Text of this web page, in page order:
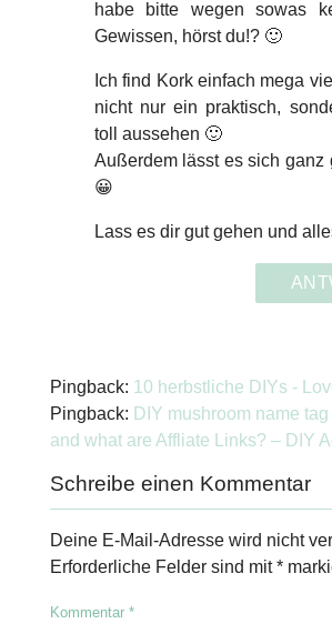
habe bitte wegen sowas
Gewissen, hörst du!? 🙂
Ich find Kork einfach mega
nicht nur ein praktisch,
toll aussehen 🙂
Außerdem lässt es sich ganz
😀
Lass es dir gut gehen und
Pingback: 10 herbstliche DIYs -
Pingback: DIY mushroom name
and what are Affliate Links? – DIY
Schreibe einen Kommentar
Deine E-Mail-Adresse wird nicht
Erforderliche Felder sind mit*
Kommentar *